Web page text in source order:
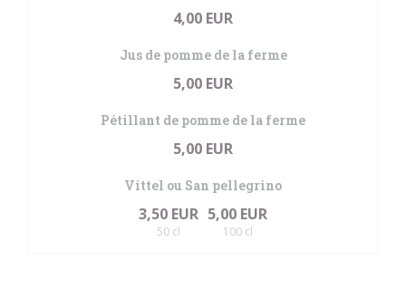
4,00 EUR
Jus de pomme de la ferme
5,00 EUR
Pétillant de pomme de la ferme
5,00 EUR
Vittel ou San pellegrino
3,50 EUR
50 cl
5,00 EUR
100 cl